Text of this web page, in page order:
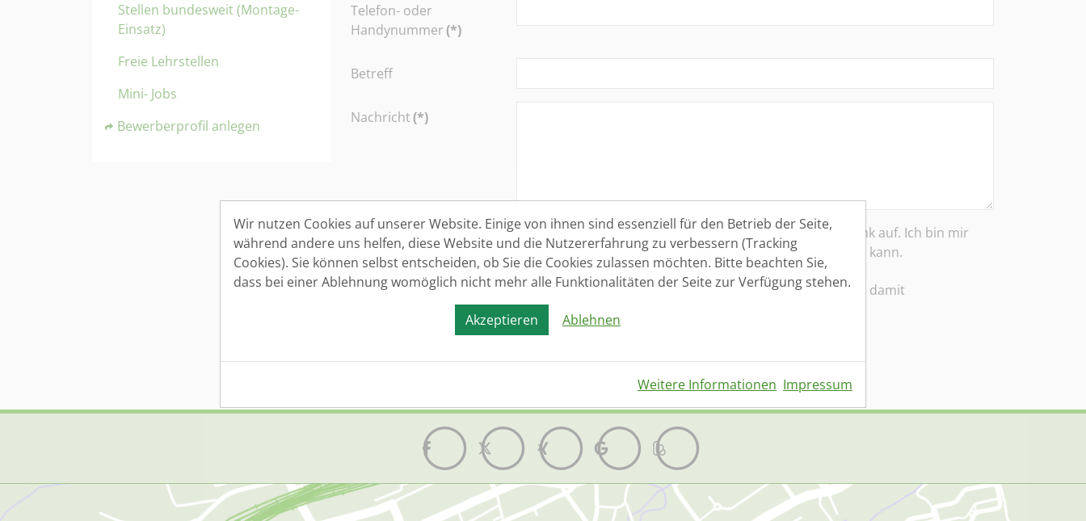
Stellen bundesweit (Montage-
Einsatz)
Freie Lehrstellen
Mini- Jobs
Bewerberprofil anlegen
Telefon- oder
Handynummer(*)
Betreff
Nachricht(*)
Aufnahme in den
Bewerber-Datenbank
Bitte nehmen Sie mich auch in die Bewerber-Datenbank auf. Ich bin mir
bewusst, dass ich die Einwilligung jederzeit widerrufen kann.
Datenschutz(*) Ja, ich habe dieDatenschutzerklärunggelesen und bin damit
einverstanden.
Wir nutzen Cookies auf unserer Website. Einige von ihnen sind essenziell für den Betrieb der Seite,
während andere uns helfen, diese Website und die Nutzererfahrung zu verbessern (Tracking
Cookies). Sie können selbst entscheiden, ob Sie die Cookies zulassen möchten. Bitte beachten Sie,
dass bei einer Ablehnung womöglich nicht mehr alle Funktionalitäten der Seite zur Verfügung stehen.
Akzeptieren Ablehnen
Weitere Informationen Impressum